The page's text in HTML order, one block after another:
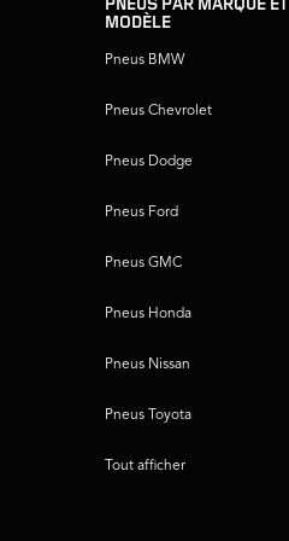
pied
de
PNEUS PAR MARQUE ET
MODÈLE
Pneus BMW
Pneus Chevrolet
Pneus Dodge
Pneus Ford
Pneus GMC
Pneus Honda
Pneus Nissan
Pneus Toyota
Tout afficher